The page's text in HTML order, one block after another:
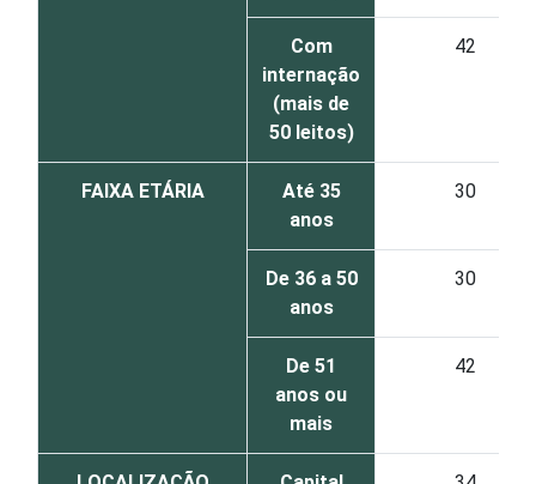
Com
internação
(mais de
50 leitos)
42
FAIXA ETÁRIA
Até 35
anos
30
De 36 a 50
anos
30
De 51
anos ou
mais
42